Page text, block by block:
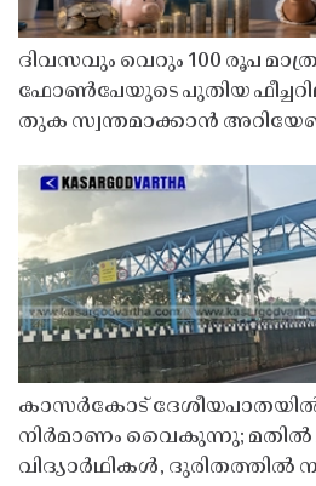
ദിവസവും വെറും 100 രൂപ
ഫോൺപേയുടെ പുതിയ
തുക സ്വന്തമാക്കാൻ
കാസർകോട്
നിർമാണം വൈകുന്നു; മതിൽ
വിദ്യാർഥികൾ, ദുരിതത്തിൽ